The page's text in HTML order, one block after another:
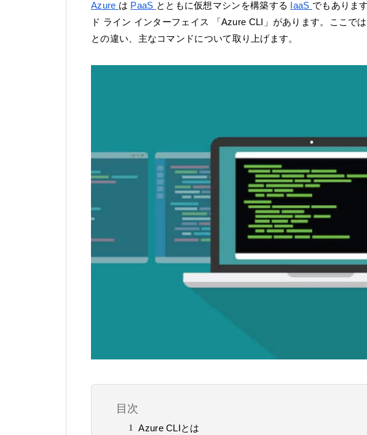
Azure は PaaS とともに仮想マシンを構築する IaaS でもありま
ド ライン インターフェイス 「Azure CLI」があります。ここで
との違い、主なコマンドについて取り上げます。
目次
Azure CLIとは